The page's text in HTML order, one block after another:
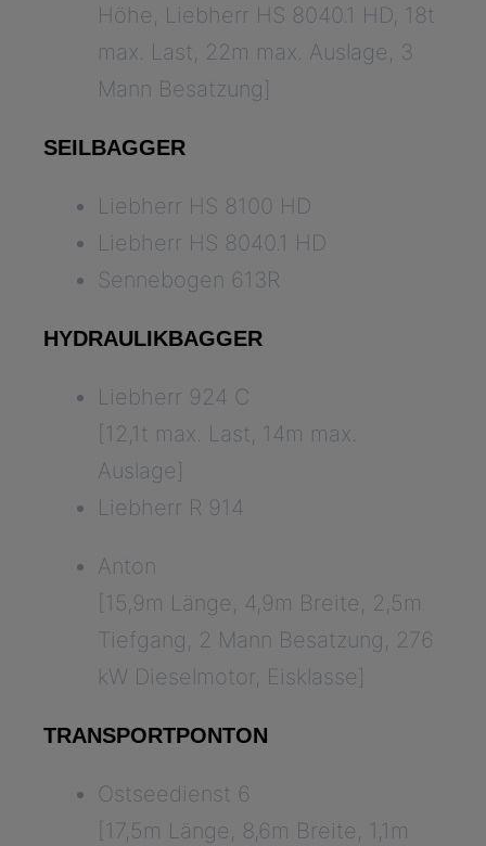
Höhe, Liebherr HS 8040.1 HD, 18t
max. Last, 22m max. Auslage, 3
Mann Besatzung]
SEILBAGGER
Liebherr HS 8100 HD
Liebherr HS 8040.1 HD
Sennebogen 613R
HYDRAULIKBAGGER
Liebherr 924 C
[12,1t max. Last, 14m max.
Auslage]
Liebherr R 914
Anton
[15,9m Länge, 4,9m Breite, 2,5m
Tiefgang, 2 Mann Besatzung, 276
kW Dieselmotor, Eisklasse]
TRANSPORTPONTON
Ostseedienst 6
[17,5m Länge, 8,6m Breite, 1,1m